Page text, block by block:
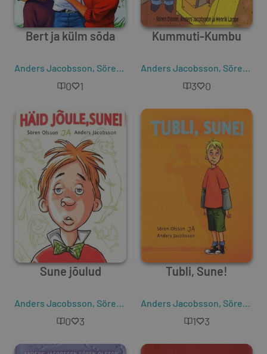
Bert ja külm sõda
Anders Jacobsson, Sören Olsson
0 1
Kummuti-Kumbu
Anders Jacobsson, Sören Olsson
3 0
Sune jõulud
Anders Jacobsson, Sören Olsson
0 3
Tubli, Sune!
Anders Jacobsson, Sören Olsson
1 3